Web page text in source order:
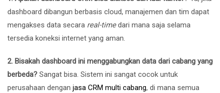
dashboard dibangun berbasis cloud, manajemen dan tim dapat
mengakses data secara real-timedari mana saja selama
tersedia koneksi internet yang aman.
2. Bisakah dashboard ini menggabungkan data dari cabang yang
berbeda? Sangat bisa. Sistem ini sangat cocok untuk
perusahaan dengan jasa CRM multi cabang, di mana semua